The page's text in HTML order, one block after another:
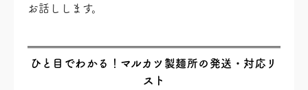
お話しします。
ひと目でわかる！マルカツ製麺所の発送・対応リ
スト